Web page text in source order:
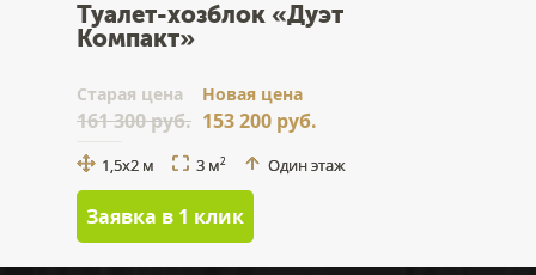
Туалет-хозблок «Дуэт
Компакт»
Cтарая цена
161 300 руб.
Новая цена
153 200 руб.
1,5x2 м 3 м2 Один этаж
Заявка в 1 клик